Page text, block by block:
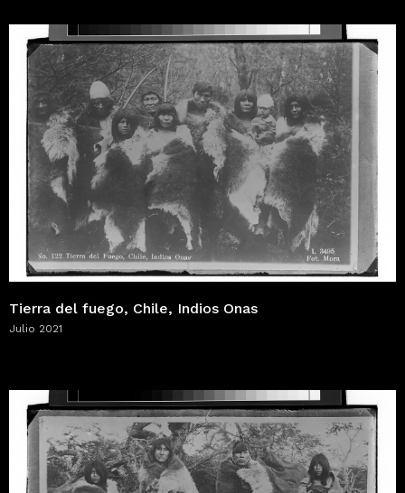
Tierra del fuego, Chile, Indios Onas
Julio 2021